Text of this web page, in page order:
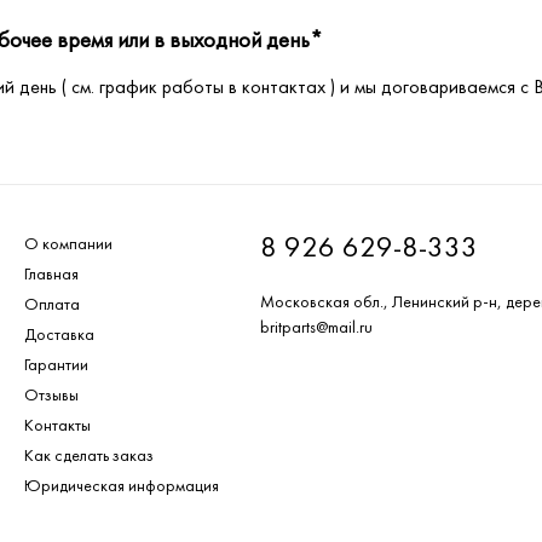
время или в выходной день*
день ( см. график работы в контактах ) и мы договариваемся с
О компании
Главная
Оплата
Доставка
Гарантии
Отзывы
Контакты
Как сделать заказ
Юридическая информация
8 926 629-8-333
Московская обл., Ленинский р-н,
britparts@mail.ru